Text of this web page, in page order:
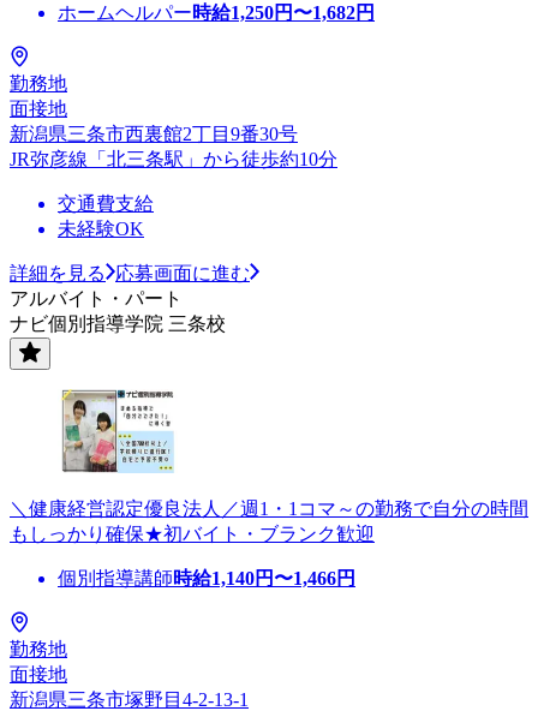
ホームヘルパー時給1,250円〜1,682円
勤務地
面接地
新潟県三条市西裏館2丁目9番30号
JR弥彦線「北三条駅」から徒歩約10分
交通費支給
未経験OK
詳細を見る
応募画面に進む
アルバイト・パート
ナビ個別指導学院 三条校
＼健康経営認定優良法人／週1・1コマ～の勤務で自分の時間
もしっかり確保★初バイト・ブランク歓迎
個別指導講師時給1,140円〜1,466円
勤務地
面接地
新潟県三条市塚野目4-2-13-1